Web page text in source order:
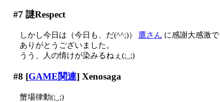
#7 謎Respect
しかし今日は（今日も、だ(^^;)） 鷹さん に感謝大感激
ありがとうございました。
うう、人の情けが染みるねぇ(;_;)
#8 [GAME関連] Xenosaga
蟹場律動(;_;)